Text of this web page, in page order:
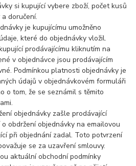
si kupující vybere zboží, počet kusů
doručení.
je kupujícímu umožněno
které do objednávky vložil.
prodávajícímu kliknutím na
v objednávce jsou prodávajícím
Podmínkou platnosti objednávky je
údajů v objednávkovém formuláři
o tom, že se seznámil s těmito
objednávky zašle prodávající
obdržení objednávky na emailovou
při objednání zadal. Toto potvrzení
se za uzavření smlouvy.
aktuální obchodní podmínky